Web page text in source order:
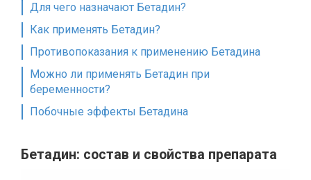
Для чего назначают Бетадин?
Как применять Бетадин?
Противопоказания к применению Бетадина
Можно ли применять Бетадин при
беременности?
Побочные эффекты Бетадина
Бетадин: состав и свойства препарата